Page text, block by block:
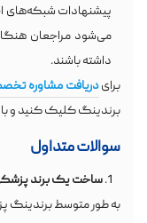
پیشنهادات شبکه‌های
می‌شود مراجعان
داشته باشند.
برایدریافت مشاوره
برندینگ کلیک کنید و
سوالات متداول
ساخت یک برند پزشکی
به طور متوسط برندینگ پزشکی بین ۲ تا ۵ سال